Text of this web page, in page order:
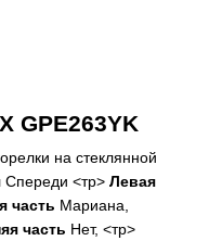
GPE263YK
на стеклянной
Спереди <тр> Левая
часть Мариана,
часть Нет, <тр>